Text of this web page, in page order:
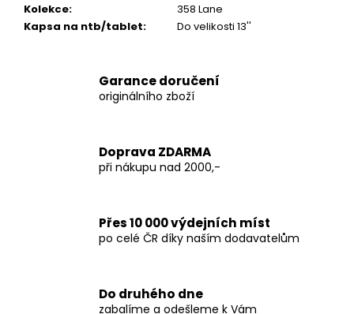
Kolekce:
358 Lane
Kapsa na ntb/tablet: Do velikosti 13''
Garance doručení
originálního zboží
Doprava ZDARMA
při nákupu nad 2000,-
Přes 10 000 výdejních míst
po celé ČR díky naším dodavatelům
Do druhého dne
zabalíme a odešleme k Vám